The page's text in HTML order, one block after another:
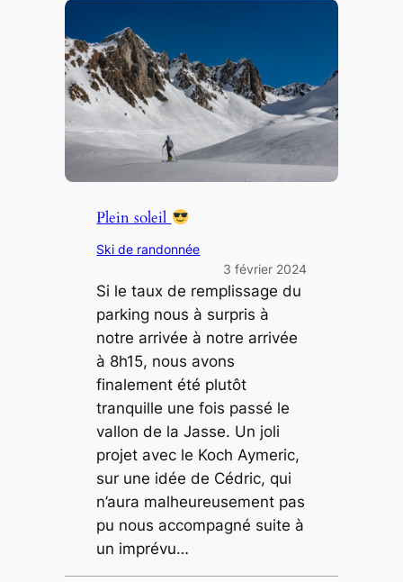
Plein soleil
Ski de randonnée
3 février 2024
Si le taux de remplissage du
parking nous à surpris à
notre arrivée à notre arrivée
à 8h15, nous avons
finalement été plutôt
tranquille une fois passé le
vallon de la Jasse. Un joli
projet avec le Koch Aymeric,
sur une idée de Cédric, qui
n’aura malheureusement pas
pu nous accompagné suite à
un imprévu…